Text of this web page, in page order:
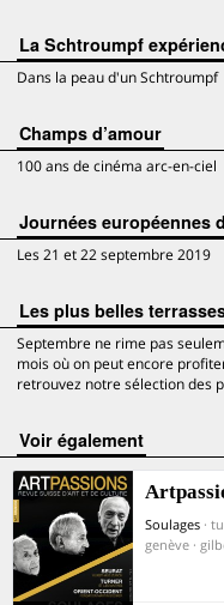
La Schtroumpf
Dans la peau d'un Schtroumpf
Champs d’amour
100 ans de cinéma arc-en-ciel
Journées européennes
Les 21 et 22 septembre 2019
Les plus belles
Septembre ne rime pas
mois où on peut encore
retrouvez notre sélection des
voir également
Soulages ·
genève ·